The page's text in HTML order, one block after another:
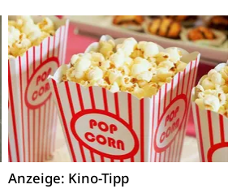
Anzeige: Kino-Tipp